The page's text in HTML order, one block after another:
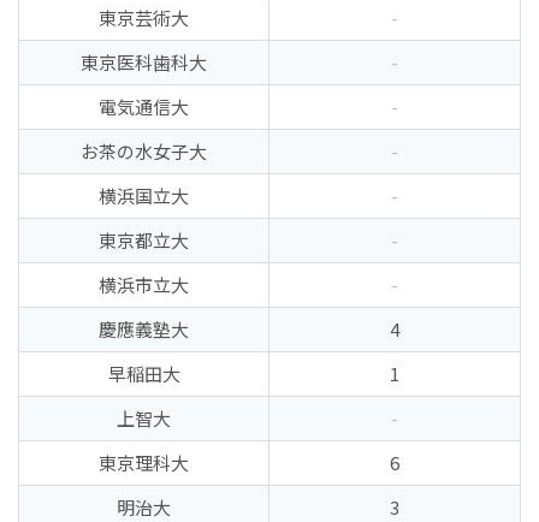
東京芸術大
-
東京医科歯科大
-
電気通信大
-
お茶の水女子大
-
横浜国立大
-
東京都立大
-
横浜市立大
-
慶應義塾大
4
早稲田大
1
上智大
-
東京理科大
6
明治大
3